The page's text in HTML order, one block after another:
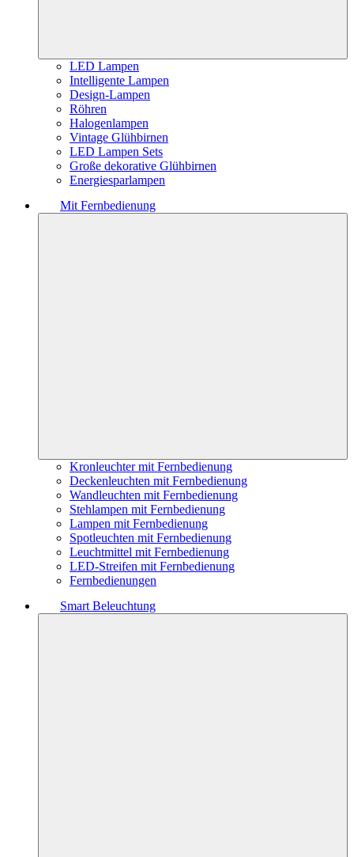
LED Lampen
Intelligente Lampen
Design-Lampen
Röhren
Halogenlampen
Vintage Glühbirnen
LED Lampen Sets
Große dekorative Glühbirnen
Energiesparlampen
Mit Fernbedienung
Kronleuchter mit Fernbedienung
Deckenleuchten mit Fernbedienung
Wandleuchten mit Fernbedienung
Stehlampen mit Fernbedienung
Lampen mit Fernbedienung
Spotleuchten mit Fernbedienung
Leuchtmittel mit Fernbedienung
LED-Streifen mit Fernbedienung
Fernbedienungen
Smart Beleuchtung